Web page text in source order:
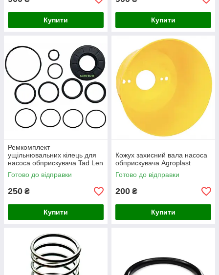
Купити Купити
Ремкомплект
ущільнювальних кілець для
насоса обприскувача Tad Len
PPM 100
Готово до відправки
250 ₴
Купити
Кожух захисний вала насоса
обприскувача Agroplast
Готово до відправки
200 ₴
Купити